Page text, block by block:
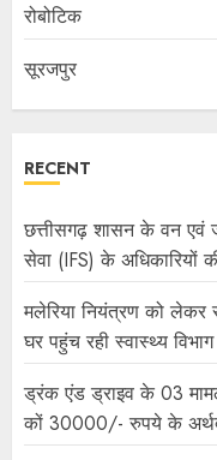
रोबोटिक
सूरजपुर
RECENT
छत्तीसगढ़ शासन के वन एवं
सेवा (IFS) के अधिकारियों
मलेरिया नियंत्रण को लेकर
घर पहुंच रही स्वास्थ्य
ड्रंक एंड ड्राइव के 03
कों 30000/- रुपये के